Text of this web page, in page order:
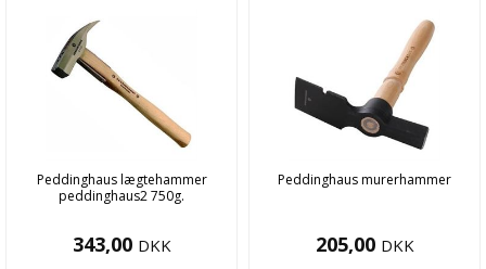
Peddinghaus lægtehammer
peddinghaus2 750g.
343,00 DKK
Peddinghaus murerhammer
205,00 DKK